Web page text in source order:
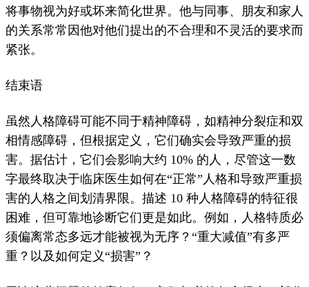
将事物视为好或坏来简化世界。 他与同事、朋友和家人
的关系常常因他对他们提出的不合理和不灵活的要求而
紧张。
结束语
虽然人格障碍可能不同于精神障碍，如精神分裂症和双
相情感障碍，但根据定义，它们确实会导致严重的损
害。 据估计，它们会影响大约 10% 的人，尽管这一数
字最终取决于临床医生如何在“正常”人格和导致严重损
害的人格之间划清界限。 描述 10 种人格障碍的特征很
困难，但可靠地诊断它们更是如此。 例如，人格特质必
须偏离常态多远才能被视为无序？ “重大减值”有多严
重？ 以及如何定义“损害”？